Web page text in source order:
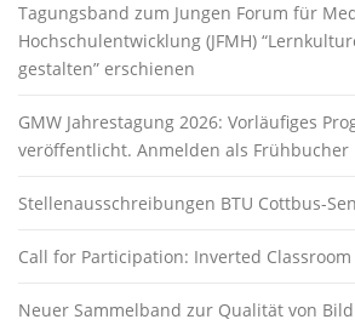
Tagungsband zum Jungen Forum für
Hochschulentwicklung (JFMH)
gestalten” erschienen
GMW Jahrestagung 2026: Vorläufiges
veröffentlicht. Anmelden als Frühbucher
Stellenausschreibungen BTU Cottbus-
Call for Participation: Inverted
Neuer Sammelband zur Qualität von